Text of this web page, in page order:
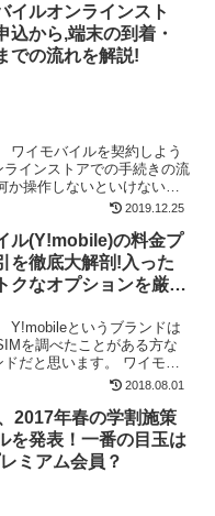
イルオンラインスト
込から,端末の到着・
での流れを解説!
ワイモバイルを契約しよう
インストアでの手続きの流
か操作しないといけない
2019.12.25
ル(Y!mobile)の料金プ
を徹底大解剖!入った
クなオプションを厳
Y!mobileというブランドは
を調べたことがある方な
だと思います。 ワイモバ
2018.08.01
2017年春の学割施策
を発表！一番の目玉は
ミアム会員？